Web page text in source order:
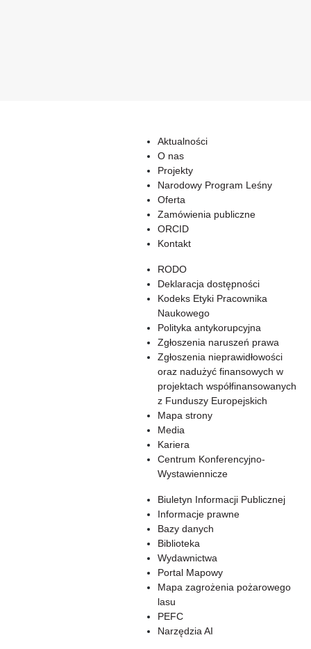
Aktualności
O nas
Projekty
Narodowy Program Leśny
Oferta
Zamówienia publiczne
ORCID
Kontakt
RODO
Deklaracja dostępności
Kodeks Etyki Pracownika
Naukowego
Polityka antykorupcyjna
Zgłoszenia naruszeń prawa
Zgłoszenia nieprawidłowości
oraz nadużyć finansowych w
projektach współfinansowanych
z Funduszy Europejskich
Mapa strony
Media
Kariera
Centrum Konferencyjno-
Wystawiennicze
Biuletyn Informacji Publicznej
Informacje prawne
Bazy danych
Biblioteka
Wydawnictwa
Portal Mapowy
Mapa zagrożenia pożarowego
lasu
PEFC
Narzędzia AI